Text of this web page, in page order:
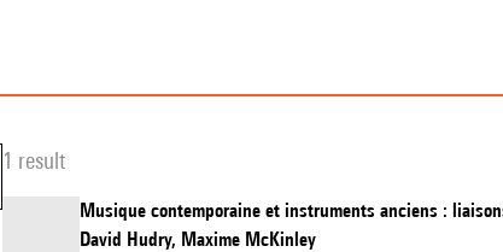
1 result
Musique contemporaine et instruments anciens :
David Hudry, Maxime McKinley